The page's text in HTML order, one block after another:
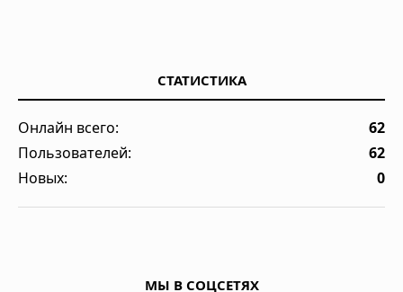
СТАТИСТИКА
Онлайн всего:
62
Пользователей:
62
Новых:
0
МЫ В СОЦСЕТЯХ